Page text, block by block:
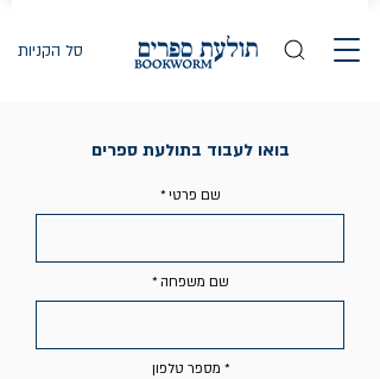
סל הקניות
בואו לעבוד בתולעת ספרים
שם פרטי
שם משפחה
מספר טלפון